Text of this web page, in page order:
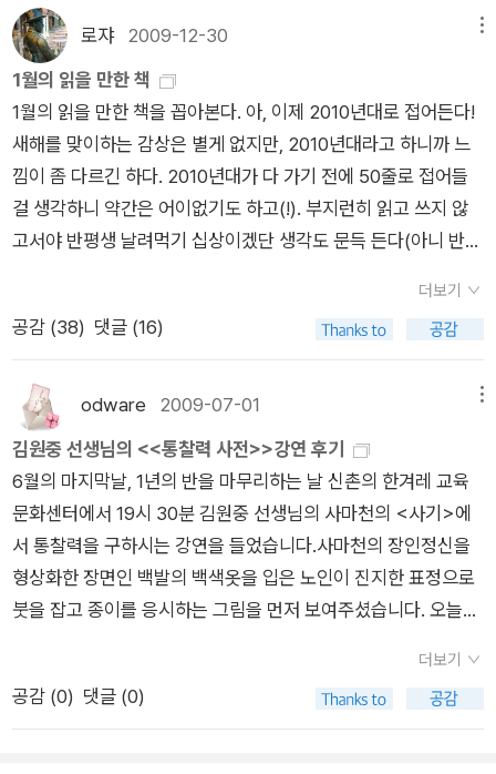
로쟈2009-12-30
1월의 읽을 만한 책
1월의 읽을 만한 책을 꼽아본다. 아, 이제 2010년대로 접어든다!
새해를 맞이하는 감상은 별게 없지만, 2010년대라고 하니까 느
낌이 좀 다르긴 하다. 2010년대가 다 가기 전에 50줄로 접어들
걸 생각하니 약간은 어이없기도 하고(!). 부지런히 읽고 쓰지 않
고서야 반평생 날려먹기 십상이겠단 생각도 문득 든다(아니 반평
두고, 그냥 내달에 읽을 책들을 꼽는 걸로 해야겠다. 찾아보니 벌
써 세 번째 '1월의 읽을 만한 책'이다. 한 열 번쯤 하다보면 감개가
너는 모른다>(문학동네, 2009)이다. 알 만한 사람은 다 아는 작
가의 신작이니 따로 소개가 필요하진 않겠다. 가족에 대해 질문하
는 소설이라고 하니, 슈퍼베스트셀러 <엄마는 부탁해>와 연관
지어 볼 수도 있겠다.신경숙씨는 이렇게 적었다. <너는 모른다>
는 정이현의 두 번째 장편소설인데 그녀의 전작들과는 다른 선상
에 놓여 있는 작품이다. 경쾌하고 아포리언적인 느낌이 줄어든 대
신 삶에 대한 성찰이 깊이 있게 담겨져 있다. 추리소설 형태를 유
지하고 있어 계속 뒤가 궁금해서 읽히는 속도도 매우 빠르다. 가
족소설이지만 누구 한사람을 주인공으로 내세우지 않기 때문에
등장인물 모두가 주인공이다. 아무 일도 일어날 것 같지 않은 오
더보기
공감 (38) 댓글 (16)
odware 2009-07-01
김원중 선생님의 <<통찰력 사전>>강연 후기
6월의 마지막날, 1년의 반을 마무리하는 날 신촌의 한겨레 교육
문화센터에서 19시 30분 김원중 선생님의 사마천의 <사기>에
서 통찰력을 구하시는 강연을 들었습니다.사마천의 장인정신을
형상화한 장면인 백발의 백색옷을 입은 노인이 진지한 표정으로
붓을 잡고 종이를 응시하는 그림을 먼저 보여주셨습니다. 오늘은
道是非 ? 권선징악? 世道, 人道. 안회는 훌륭한 인물이었지만
28세로 요절했고, 도척은 사람의 간을 회쳐 먹는 사악한 자였으
더보기
공감 (0) 댓글 (0)